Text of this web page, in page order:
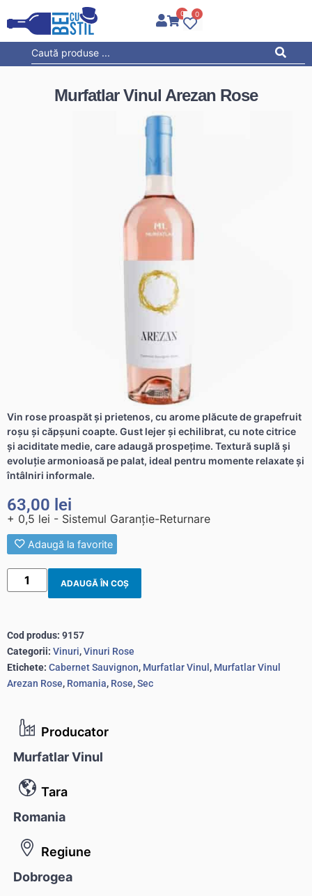
0 0
Producator
Murfatlar Vinul
Tara
Romania
Regiune
Dobrogea
Murfatlar Vinul Arezan Rose
Vin rose proaspăt și prietenos, cu arome plăcute de grapefruit
roșu și căpșuni coapte. Gust lejer și echilibrat, cu note citrice
și aciditate medie, care adaugă prospețime. Textură suplă și
evoluție armonioasă pe palat, ideal pentru momente relaxate și
întâlniri informale.
63,00 lei
+ 0,5 lei - Sistemul Garanție-Returnare
Adaugă la favorite
ADAUGĂ ÎN COȘ
Cod produs: 9157
Categorii: Vinuri,Vinuri Rose
Etichete: Cabernet Sauvignon, Murfatlar Vinul , Murfatlar Vinul
Arezan Rose, Romania, Rose,Sec